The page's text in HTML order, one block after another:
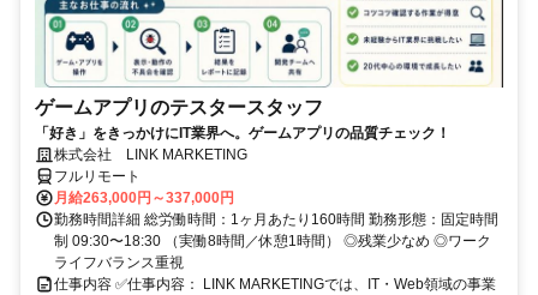
ゲームアプリのテスタースタッフ
「好き」をきっかけにIT業界へ。ゲームアプリの品質チェック！
株式会社 LINK MARKETING
フルリモート
月給263,000円～337,000円
勤務時間詳細 総労働時間：1ヶ月あたり160時間 勤務形態：固定時間
制 09:30〜18:30 （実働8時間／休憩1時間） ◎残業少なめ ◎ワーク
ライフバランス重視
仕事内容 ✅仕事内容： LINK MARKETINGでは、IT・Web領域の事業